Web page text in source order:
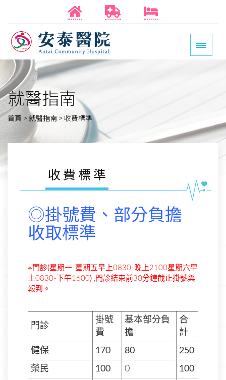
就醫指南
首頁 >就醫指南 >收費標準
收費標準
◎掛號費、部分負擔
收取標準
※門診(星期一-星期五早上0830-晚上2100星期六早
上0830-下午1600) ,門診結束前30分鐘截止掛號與
報到。
門診
掛號
費
基本部分負
擔
合
計
健保
170 80
250
榮民
100 0
100